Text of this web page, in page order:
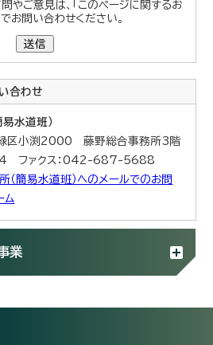
やご意見は、「このページに関するお
お問い合わせください。
送信
合わせ
水道班）
区小渕2000 藤野総合事務所3階
ファクス：042-687-5688
（簡易水道班）へのメールでのお問
ム
業